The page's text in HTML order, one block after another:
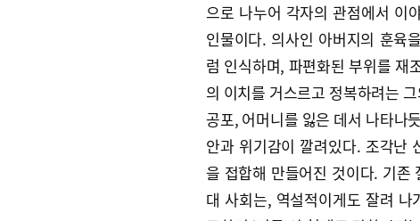
으로 나누어 각자의 관점에서 이
인물이다. 의사인 아버지의 훈육
럼 인식하며, 파편화된 부위를 재
의 이치를 거스르고 정복하려는
공포, 어머니를 잃은 데서 나타나
안과 위기감이 깔려있다. 조각난
을 접합해 만들어진 것이다. 기존
대 사회는, 역설적이게도 잘려